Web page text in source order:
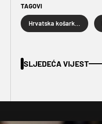
TAGOVI
Hrvatska košarkaška reprezentacija
SLJEDEĆA VIJEST